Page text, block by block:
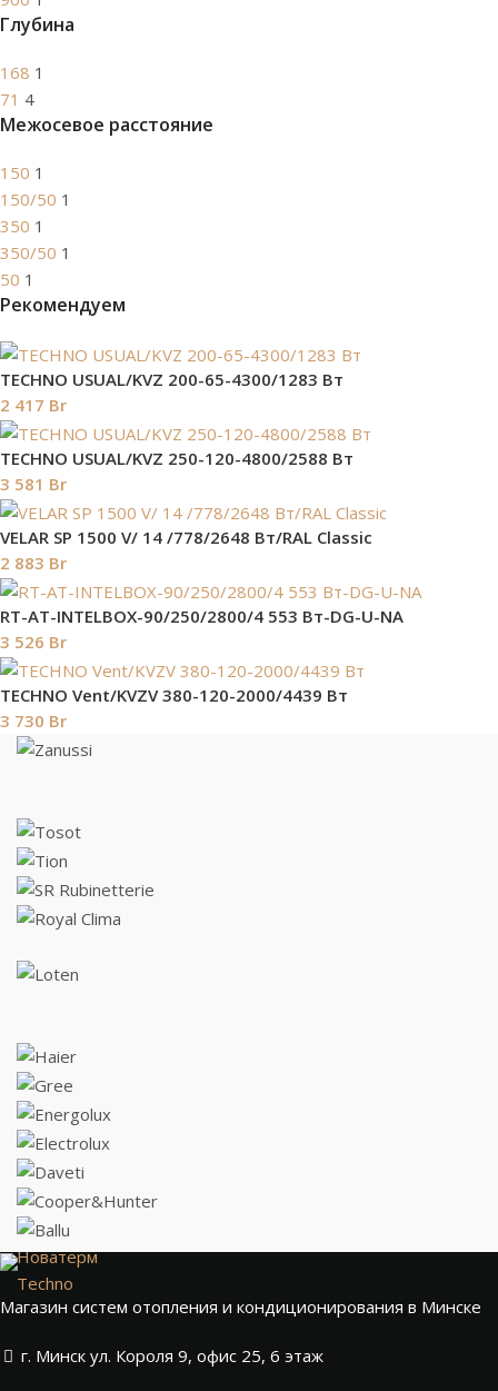
Глубина
168 1
71 4
Межосевое расстояние
150 1
150/50 1
350 1
350/50 1
50 1
Рекомендуем
TECHNO USUAL/KVZ 200-65-4300/1283 Вт
2 417 Br
TECHNO USUAL/KVZ 250-120-4800/2588 Вт
3 581 Br
VELAR SP 1500 V/ 14 /778/2648 Вт/RAL Classic
2 883 Br
RT-AT-INTELBOX-90/250/2800/4 553 Вт-DG-U-NA
3 526 Br
TECHNO Vent/KVZV 380-120-2000/4439 Вт
3 730 Br
Новатерм
Techno
Магазин систем отопления и кондиционирования в Минске
г. Минск ул. Короля 9, офис 25, 6 этаж